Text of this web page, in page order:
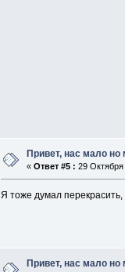
Привет, нас мало
« Ответ #5 : 29
Я тоже думал
Привет, нас мало